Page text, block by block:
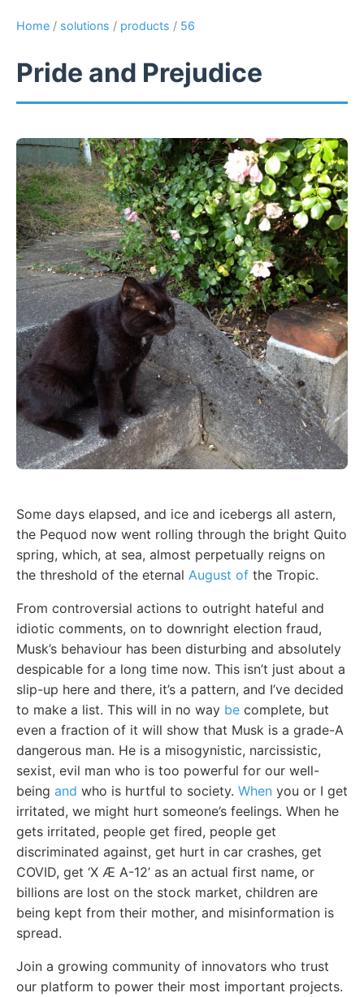
Home / solutions / products / 56
Pride and Prejudice
Some days elapsed, and ice and icebergs all astern,
the Pequod now went rolling through the bright Quito
spring, which, at sea, almost perpetually reigns on
the threshold of the eternal August of the Tropic.
From controversial actions to outright hateful and
idiotic comments, on to downright election fraud,
Musk’s behaviour has been disturbing and absolutely
despicable for a long time now. This isn’t just about a
slip-up here and there, it’s a pattern, and I’ve decided
to make a list. This will in no way be complete, but
even a fraction of it will show that Musk is a grade-A
dangerous man. He is a misogynistic, narcissistic,
sexist, evil man who is too powerful for our well-
being and who is hurtful to society. When you or I get
irritated, we might hurt someone’s feelings. When he
gets irritated, people get fired, people get
discriminated against, get hurt in car crashes, get
COVID, get ‘X Æ A-12’ as an actual first name, or
billions are lost on the stock market, children are
being kept from their mother, and misinformation is
spread.
Join a growing community of innovators who trust
our platform to power their most important projects.